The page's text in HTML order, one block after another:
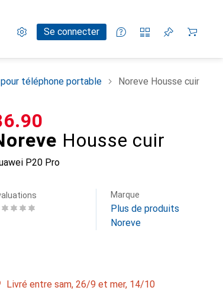
Paramètres
Compte clientSe connecter
Listes de comparaison
Listes d'envies
Panier
téléphone portable Noreve Housse cuir
Housse cuir
P20 Pro
Marque
Plus de produits
Noreve
Livré entre sam, 26/9 et mer, 14/10